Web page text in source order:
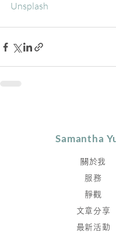
Unsplash
Samantha
關於我
服務
靜觀
文章分享
最新活動